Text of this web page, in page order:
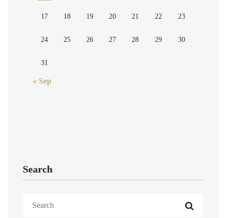
17 18 19 20 21 22 23
24 25 26 27 28 29 30
31
« Sep
Search